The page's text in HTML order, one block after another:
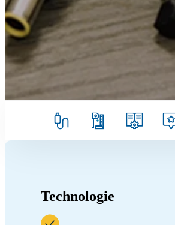
Technologie